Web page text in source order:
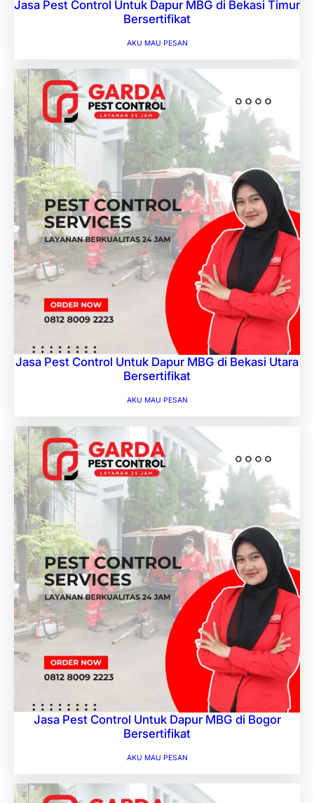
Jasa Pest Control Untuk Dapur MBG di Bekasi Timur
Bersertifikat
AKU MAU PESAN
Jasa Pest Control Untuk Dapur MBG di Bekasi Utara
Bersertifikat
AKU MAU PESAN
Jasa Pest Control Untuk Dapur MBG di Bogor
Bersertifikat
AKU MAU PESAN